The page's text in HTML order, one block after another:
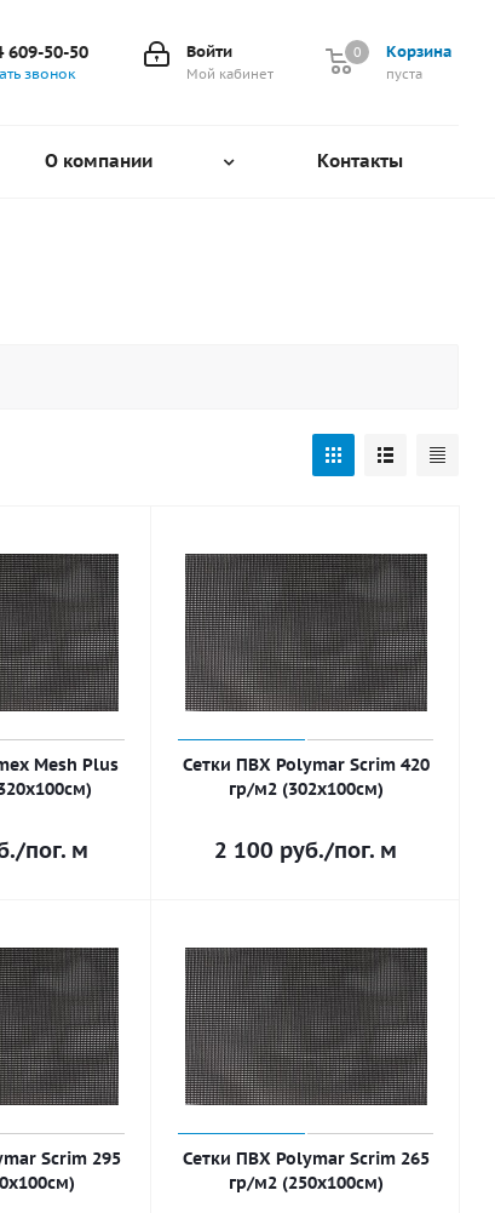
Корзина
0
пуста
0
Войти
Мой кабинет
609-50-50
звонок
О компании Контакты
Mesh Plus
/пог. м
Сетки ПВХ Polymar Scrim 420
гр/м2 (302х100см)
2 100 руб./пог. м
Scrim 295
Сетки ПВХ Polymar Scrim 265
гр/м2 (250х100см)